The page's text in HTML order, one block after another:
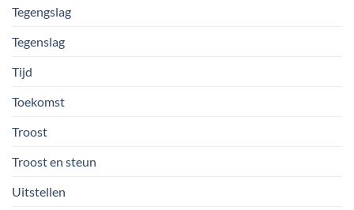
Tegengslag
Tegenslag
Tijd
Toekomst
Troost
Troost en steun
Uitstellen